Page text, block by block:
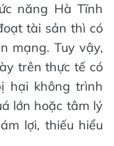
năng Hà Tĩnh
tài sản thì có
mạng. Tuy vậy,
trên thực tế có
hại không trình
lớn hoặc tâm lý
lợi, thiếu hiểu